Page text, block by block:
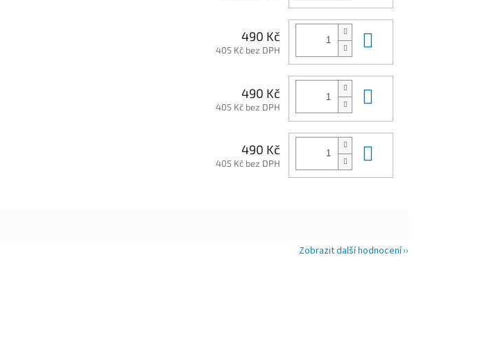
490 Kč
405 Kč bez DPH
490 Kč
405 Kč bez DPH
490 Kč
405 Kč bez DPH
Zobrazit další hodnocení